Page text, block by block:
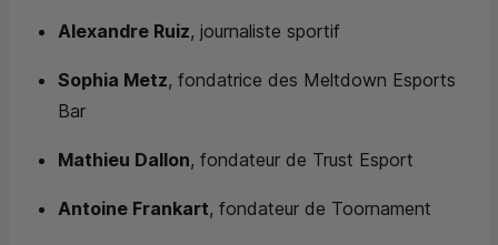
Alexandre Ruiz, journaliste sportif
Sophia Metz, fondatrice des Meltdown Esports
Bar
Mathieu Dallon, fondateur de Trust Esport
Antoine Frankart, fondateur de Toornament